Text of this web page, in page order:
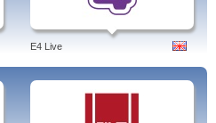
E4 Live